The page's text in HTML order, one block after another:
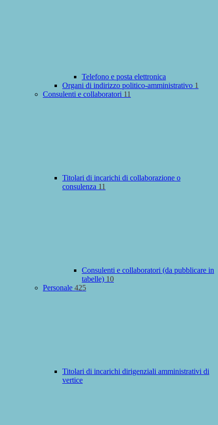
Telefono e posta elettronica
Organi di indirizzo politico-amministrativo 1
Consulenti e collaboratori 11
Titolari di incarichi di collaborazione o
consulenza 11
Consulenti e collaboratori (da pubblicare in
tabelle) 10
Personale 425
Titolari di incarichi dirigenziali amministrativi di
vertice